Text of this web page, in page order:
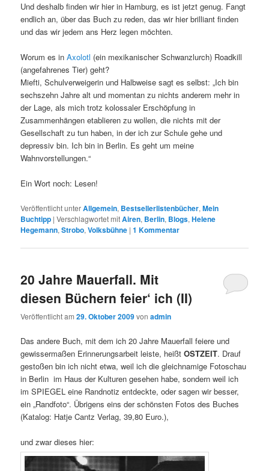
Und deshalb finden wir hier in Hamburg, es ist jetzt genug. Fangt
endlich an, über das Buch zu reden, das wir hier brilliant finden
und das wir jedem ans Herz legen möchten.
Worum es inAxolotl (ein mexikanischer Schwanzlurch) Roadkill
(angefahrenes Tier) geht?
Miefti, Schulverweigerin und Halbweise sagt es selbst: „Ich bin
sechszehn Jahre alt und momentan zu nichts anderem mehr in
der Lage, als mich trotz kolossaler Erschöpfung in
Zusammenhängen etablieren zu wollen, die nichts mit der
Gesellschaft zu tun haben, in der ich zur Schule gehe und
depressiv bin. Ich bin in Berlin. Es geht um meine
Wahnvorstellungen.“
Ein Wort noch: Lesen!
Veröffentlicht unterAllgemein, Bestsellerlistenbücher,Mein
Buchtipp |Verschlagwortet mitAiren, Berlin, Blogs,Helene
Hegemann,Strobo,Volksbühne |1 Kommentar
20 Jahre Mauerfall. Mit
diesen Büchern feier‘ ich (II)
Veröffentlicht am29. Oktober 2009vonadmin
Das andere Buch, mit dem ich 20 Jahre Mauerfall feiere und
gewissermaßen Erinnerungsarbeit leiste, heißtOSTZEIT. Drauf
gestoßen bin ich nicht etwa, weil ich die gleichnamige Fotoschau
in Berlin im Haus der Kulturen gesehen habe, sondern weil ich
im SPIEGEL eine Randnotiz entdeckte, oder sagen wir besser,
ein „Randfoto“. Übrigens eins der schönsten Fotos des Buches
(Katalog: Hatje Cantz Verlag, 39,80 Euro.),
und zwar dieses hier: